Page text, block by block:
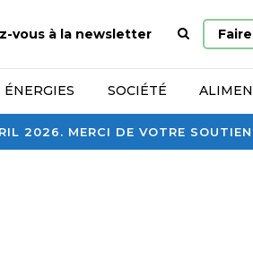
2026. MERCI DE VOTRE
vous à la newsletter
Page
d’accueil
ÉNERGIES SOCIÉTÉ